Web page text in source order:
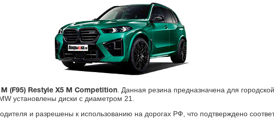
(F95) Restyle X5 M Competition
. Данная резина предназначена для
установлены диски с диаметром 21.
и разрешены к использованию на дорогах РФ, что подтверждено